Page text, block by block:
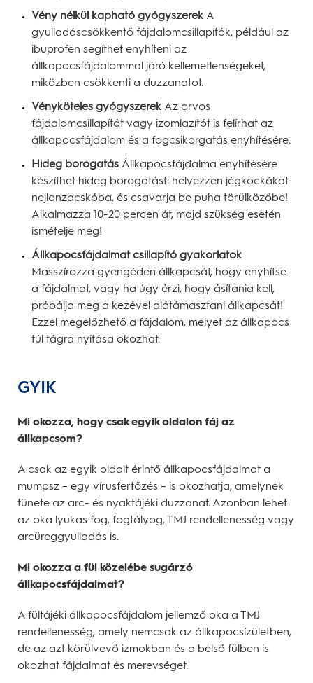
Vény nélkül kapható gyógyszerek A
gyulladáscsökkentő fájdalomcsillapítók, például az
ibuprofen segíthet enyhíteni az
állkapocsfájdalommal járó kellemetlenségeket,
miközben csökkenti a duzzanatot.
Vényköteles gyógyszerek Az orvos
fájdalomcsillapítót vagy izomlazítót is felírhat az
állkapocsfájdalom és a fogcsikorgatás enyhítésére.
Hideg borogatás Állkapocsfájdalma enyhítésére
készíthet hideg borogatást: helyezzen jégkockákat
nejlonzacskóba, és csavarja be puha törülközőbe!
Alkalmazza 10-20 percen át, majd szükség esetén
ismételje meg!
Állkapocsfájdalmat csillapító gyakorlatok
Masszírozza gyengéden állkapcsát, hogy enyhítse
a fájdalmat, vagy ha úgy érzi, hogy ásítania kell,
próbálja meg a kezével alátámasztani állkapcsát!
Ezzel megelőzhető a fájdalom, melyet az állkapocs
túl tágra nyitása okozhat.
GYIK
Mi okozza, hogy csak egyik oldalon fáj az
állkapcsom?
A csak az egyik oldalt érintő állkapocsfájdalmat a
mumpsz – egy vírusfertőzés – is okozhatja, amelynek
tünete az arc- és nyaktájéki duzzanat. Azonban lehet
az oka lyukas fog, fogtályog, TMJ rendellenesség vagy
arcüreggyulladás is.
Mi okozza a fül közelébe sugárzó
állkapocsfájdalmat?
A fültájéki állkapocsfájdalom jellemző oka a TMJ
rendellenesség, amely nemcsak az állkapocsízületben,
de az azt körülvevő izmokban és a belső fülben is
okozhat fájdalmat és merevséget.